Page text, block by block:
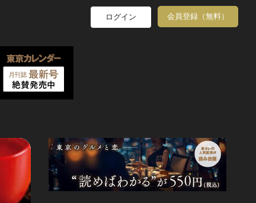
ログイン 会員登録（無料）